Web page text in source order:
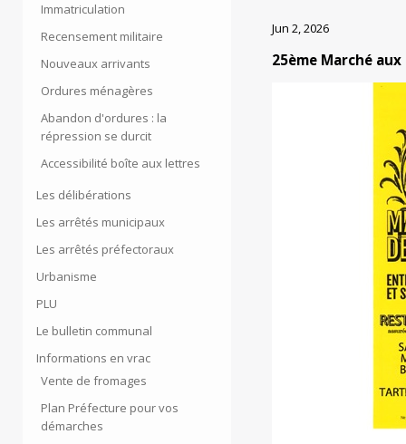
Immatriculation
Recensement militaire
Nouveaux arrivants
Ordures ménagères
Abandon d'ordures : la
répression se durcit
Accessibilité boîte aux lettres
Les délibérations
Les arrêtés municipaux
Les arrêtés préfectoraux
Urbanisme
PLU
Le bulletin communal
Informations en vrac
Vente de fromages
Plan Préfecture pour vos
démarches
Jun 2, 2026
25ème Marché aux